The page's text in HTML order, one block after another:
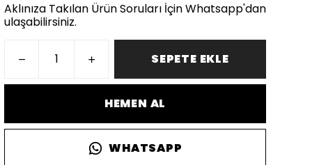
Aklınıza Takılan Ürün Soruları İçin Whatsapp'dan
ulaşabilirsiniz.
SEPETE EKLE
HEMEN AL
WHATSAPP